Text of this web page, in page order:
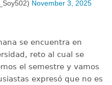
November 3, 2025
se encuentra en
reto al cual se
el semestre y vamos
expresó que no es